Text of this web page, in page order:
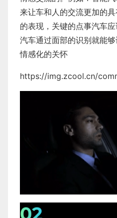
来让车和人的交流更加的
的表现，关键的点事汽车
汽车通过面部的识别就能
情感化的关怀
https://img.zcool.cn/